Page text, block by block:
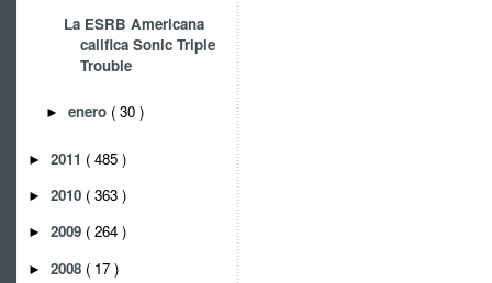
La ESRB Americana
califica Sonic Triple
Trouble
► enero ( 30 )
► 2011 ( 485 )
► 2010 ( 363 )
► 2009 ( 264 )
► 2008 ( 17 )